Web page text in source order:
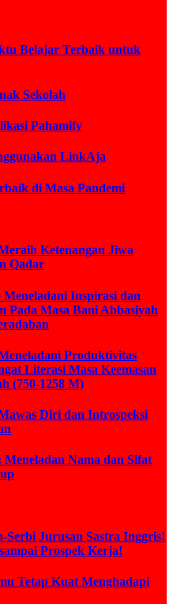
Belajar Terbaik untuk
Sekolah
Pahamify
LinkAja
di Masa Pandemi
Ketenangan Jiwa
Qadar
Inspirasi dan
Masa Bani Abbasiyah
Produktivitas
Literasi Masa Keemasan
(750-1258 M)
Diri dan Introspeksi
Nama dan Sifat
Serbi Jurusan Sastra Inggris!
Prospek Kerja!
Tetap Kuat Menghadapi